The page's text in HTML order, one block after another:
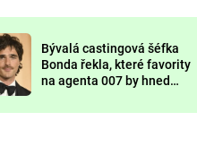
Prima LAJK
Sledujte nás
Bývalá castingová šéfka
Bonda řekla, které favority
na agenta 007 by hned